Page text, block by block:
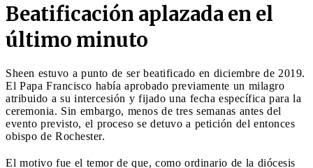
Beatificación aplazada en el
último minuto
Sheen estuvo a punto de ser beatificado en diciembre de 2019.
El Papa Francisco había aprobado previamente un milagro
atribuido a su intercesión y fijado una fecha específica para la
ceremonia. Sin embargo, menos de tres semanas antes del
evento previsto, el proceso se detuvo a petición del entonces
obispo de Rochester.
El motivo fue el temor de que, como ordinario de la diócesis